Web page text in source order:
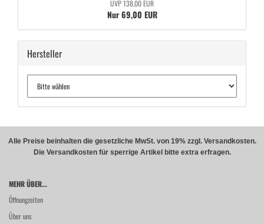
UVP 138,00 EUR
Nur 69,00 EUR
Hersteller
Alle Preise beinhalten die gesetzliche MwSt. von 19% zzgl. Versandkosten.
Die Versandkosten für sperrige Artikel bitte extra erfragen.
MEHR ÜBER...
Öffnungzeiten
Über uns